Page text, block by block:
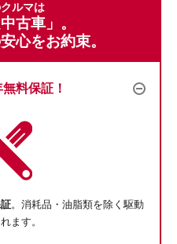
ルマは
古車」。
心をお約束。
料保証！
。消耗品・油脂類を除く駆動
ます。